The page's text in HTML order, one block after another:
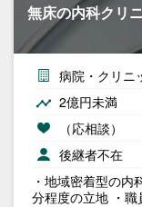
無床の内科クリ
病院・クリニ
2億円未満
（応相談）
後継者不在
・地域密着型の
分程度の立地 ・